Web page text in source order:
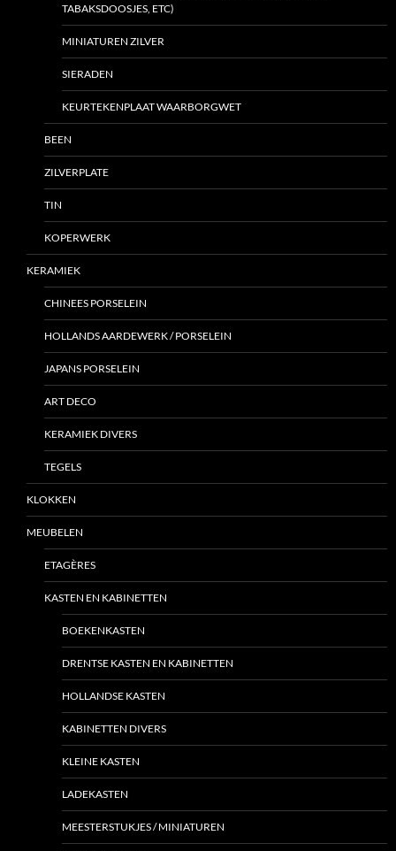
TABAKSDOOSJES, ETC)
MINIATUREN ZILVER
SIERADEN
KEURTEKENPLAAT WAARBORGWET
BEEN
ZILVERPLATE
TIN
KOPERWERK
KERAMIEK
CHINEES PORSELEIN
HOLLANDS AARDEWERK / PORSELEIN
JAPANS PORSELEIN
ART DECO
KERAMIEK DIVERS
TEGELS
KLOKKEN
MEUBELEN
ETAGÈRES
KASTEN EN KABINETTEN
BOEKENKASTEN
DRENTSE KASTEN EN KABINETTEN
HOLLANDSE KASTEN
KABINETTEN DIVERS
KLEINE KASTEN
LADEKASTEN
MEESTERSTUKJES / MINIATUREN